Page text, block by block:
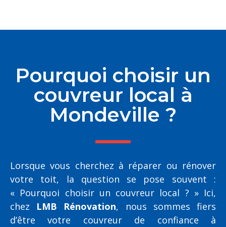
Pourquoi choisir un
couvreur local à
Mondeville ?
Lorsque vous cherchez à réparer ou rénover
votre toit, la question se pose souvent :
« Pourquoi choisir un couvreur local ? » Ici,
chez LMB Rénovation, nous sommes fiers
d’être votre couvreur de confiance à